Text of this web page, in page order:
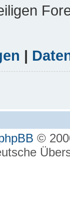
|
©